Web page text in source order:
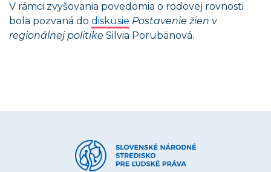
V rámci zvyšovania povedomia o rodovej rovnosti
bola pozvaná do diskusie Postavenie žien v
regionálnej politike Silvia Porubänová.